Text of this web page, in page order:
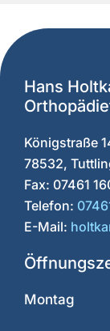
Hans
Königstraße
78532,
Fax: 07461
Telefon:
E-Mail:
Montag